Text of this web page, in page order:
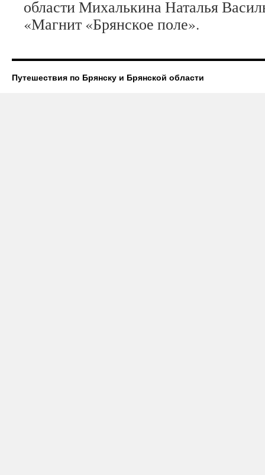
области Михалькина Наталья
«Магнит «Брянское поле».
Путешествия по Брянску и Брянской области